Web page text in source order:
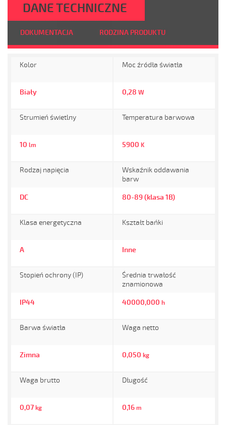
DANE TECHNICZNE
DOKUMENTACJA RODZINA PRODUKTU
Kolor
Biały
Moc źródła światła
0,28 W
Strumień świetlny
10 lm
Temperatura barwowa
5900 K
Rodzaj napięcia
DC
Wskaźnik oddawania
barw
80-89 (klasa 1B)
Klasa energetyczna
A
Kształt bańki
Inne
Stopień ochrony (IP)
IP44
Średnia trwałość
znamionowa
40000,000 h
Barwa światła
Zimna
Waga netto
0,050 kg
Waga brutto
0,07 kg
Długość
0,16 m